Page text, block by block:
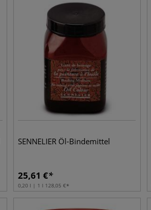
SENNELIER Öl-Bindemittel
25,61 €
0,20 l | 1 l 128,05 €